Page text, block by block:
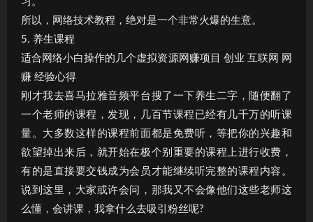
所以，网络技术教程，绝对是一个非常火爆的生意。
5. 养生课程
适合网络小白操作的几个虚拟资源网赚项目 创业 互联网 网
赚 经验心得
刚才我去喜马拉雅音频平台搜了一下养生二字，随便翻了
一个老师的课程，发现，几百节课程已经有几千万的听课
量。大多数这样的课程前面都是免费听，等把你的兴趣和
欲望掉出来后，就开始在极个别重要的课程上进行收费，
有的是直接要交钱成为会员才能继续听完整的课程内容。
说到这里，大家或许会问，那我又不会像他们这些老师这
么懂，会讲课，我拿什么去吸引粉丝呢?